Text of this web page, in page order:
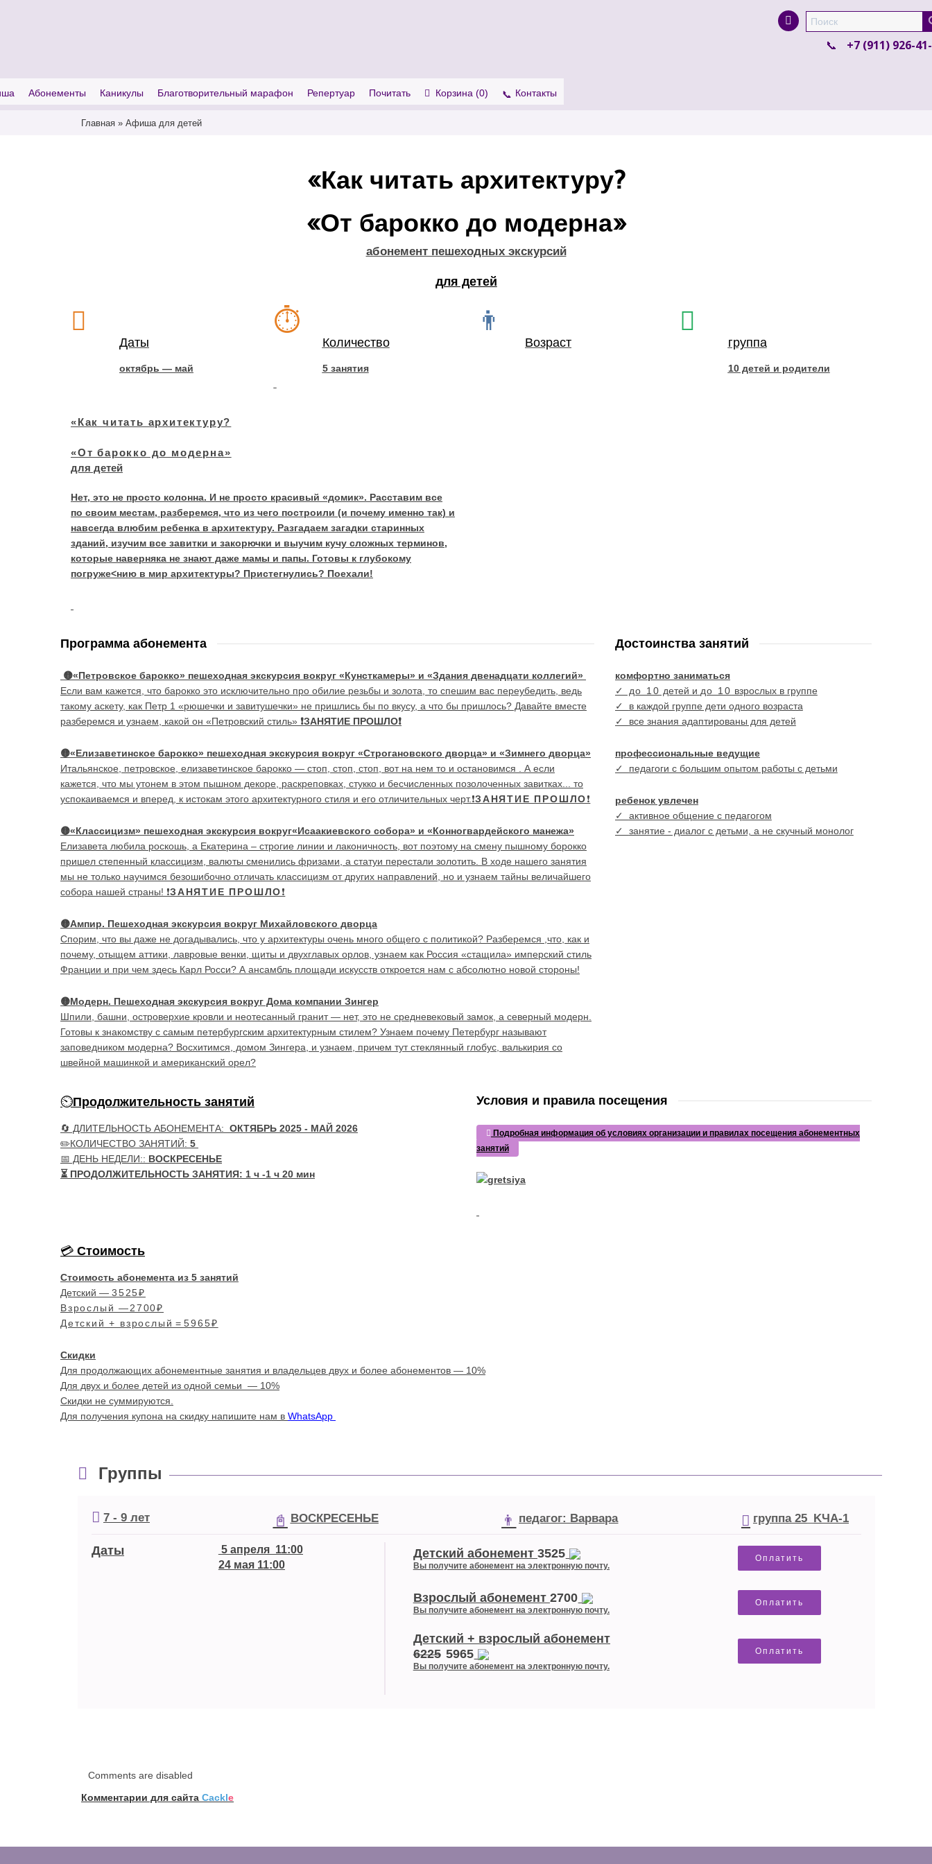
+7 (911) 926-
Абонементы Каникулы Благотворительный марафон Репертуар Почитать Корзина (0) Контакты
Главная » Афиша для детей
«Как читать архитектуру?
«От барокко до модерна»
абонемент пешеходных экскурсий
для детей
Даты
октябрь — май
Количество
5 занятия
Возраст группа
10 детей и родители
«Как читать архитектуру?
«От барокко до модерна»
для детей
Нет, это не просто колонна. И не просто красивый «домик». Расставим все
по своим местам, разберемся, что из чего построили (и почему именно так) и
навсегда влюбим ребенка в архитектуру. Разгадаем загадки старинных
зданий, изучим все завитки и закорючки и выучим кучу сложных терминов,
которые наверняка не знают даже мамы и папы. Готовы к глубокому
погруже<нию в мир архитектуры? Пристегнулись? Поехали!
Программа абонемента
🟡«Петровское барокко» пешеходная экскурсия вокруг «Кунсткамеры» и «Здания двенадцати коллегий»
Если вам кажется, что барокко это исключительно про обилие резьбы и золота, то спешим вас переубедить, ведь
такому аскету, как Петр 1 «рюшечки и завитушечки» не пришлись бы по вкусу, а что бы пришлось? Давайте вместе
разберемся и узнаем, какой он «Петровский стиль» ❗ЗАНЯТИЕ ПРОШЛО❗
🟡«Елизаветинское барокко» пешеходная экскурсия вокруг «Строгановского дворца» и «Зимнего дворца»
Итальянское, петровское, елизаветинское барокко — стоп, стоп, стоп, вот на нем то и остановимся . А если
кажется, что мы утонем в этом пышном декоре, раскреповках, стукко и бесчисленных позолоченных завитках... то
успокаиваемся и вперед, к истокам этого архитектурного стиля и его отличительных черт.❗ЗАНЯТИЕ ПРОШЛО❗
🟡«Классицизм» пешеходная экскурсия вокруг«Исаакиевского собора» и «Конногвардейского манежа»
Елизавета любила роскошь, а Екатерина – строгие линии и лаконичность, вот поэтому на смену пышному борокко
пришел степенный классицизм, валюты сменились фризами, а статуи перестали золотить. В ходе нашего занятия
мы не только научимся безошибочно отличать классицизм от других направлений, но и узнаем тайны величайшего
собора нашей страны! ❗ЗАНЯТИЕ ПРОШЛО❗
🟡Ампир. Пешеходная экскурсия вокруг Михайловского дворца
Спорим, что вы даже не догадывались, что у архитектуры очень много общего с политикой? Разберемся ,что, как и
почему, отыщем аттики, лавровые венки, щиты и двухглавых орлов, узнаем как Россия «стащила» имперский стиль
Франции и при чем здесь Карл Росси? А ансамбль площади искусств откроется нам с абсолютно новой стороны!
🟡Модерн. Пешеходная экскурсия вокруг Дома компании Зингер
Шпили, башни, островерхие кровли и неотесанный гранит — нет, это не средневековый замок, а северный модерн.
Готовы к знакомству с самым петербургским архитектурным стилем? Узнаем почему Петербург называют
заповедником модерна? Восхитимся, домом Зингера, и узнаем, причем тут стеклянный глобус, валькирия со
швейной машинкой и американский орел?
Достоинства занятий
комфортно заниматься
✓ до 10 детей и до 10 взрослых в группе
✓ в каждой группе дети одного возраста
✓ все знания адаптированы для детей
профессиональные ведущие
✓ педагоги с большим опытом работы с детьми
ребенок увлечен
✓ активное общение с педагогом
✓ занятие - диалог с детьми, а не скучный монолог
Продолжительность занятий
🔄 ДЛИТЕЛЬНОСТЬ АБОНЕМЕНТА: ОКТЯБРЬ 2025 - МАЙ 2026
✏️КОЛИЧЕСТВО ЗАНЯТИЙ: 5
📅 ДЕНЬ НЕДЕЛИ:: ВОСКРЕСЕНЬЕ
⏳ ПРОДОЛЖИТЕЛЬНОСТЬ ЗАНЯТИЯ: 1 ч -1 ч 20 мин
Условия и правила посещения
Подробная информация об условиях организации и правилах посещения абонементных
занятий
Стоимость
Стоимость абонемента из 5 занятий
Детский — 3525₽
Взрослый —2700₽
Детский + взрослый =5965₽
Скидки
Для продолжающих абонементные занятия и владельцев двух и более абонементов — 10%
Для двух и более детей из одной семьи — 10%
Скидки не суммируются.
Для получения купона на скидку напишите нам в WhatsApp
Группы
7 - 9 лет ВОСКРЕСЕНЬЕ педагог: Варвара группа 25_KЧА-1
Даты
24 мая 11:00
Детский абонемент 3525
Вы получите абонемент на электронную почту.
Оплатить
Взрослый абонемент 2700
Вы получите абонемент на электронную почту.
Оплатить
Детский + взрослый абонемент
6225 5965
Вы получите абонемент на электронную почту.
Оплатить
Comments are disabled
Комментарии для сайта Cackle